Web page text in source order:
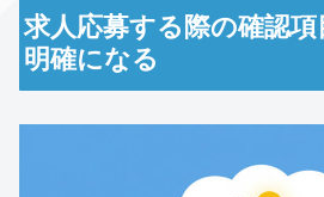
求人応募する際の確認
明確になる